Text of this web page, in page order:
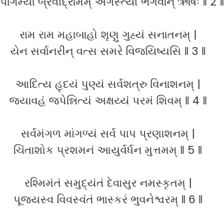
રામ રામ મહાબાહો શૃણુ ગુહ્યં સનાતનમ્ |
યેન સર્વાનરીન્ વત્સ સમરે વિજયિષ્યસિ ‖ 3 ‖
આદિત્ય હૃદયં પુણ્યં સર્વશત્રુ વિનાશનમ્ |
જયાવહં જપેન્નિત્યં અક્ષય્યં પરમં શિવમ્ ‖ 4 ‖
સર્વમંગળ માંગળ્યં સર્વ પાપ પ્રણાશનમ્ |
ચિંતાશોક પ્રશમનં આયુર્વર્ધન મુત્તમમ્ ‖ 5 ‖
રશ્મિમંતં સમુદ્યંતં દેવાસુર નમસ્કૃતમ્ |
પૂજયસ્વ વિવસ્વંતં ભાસ્કરં ભુવનેશ્વરમ્ ‖ 6 ‖